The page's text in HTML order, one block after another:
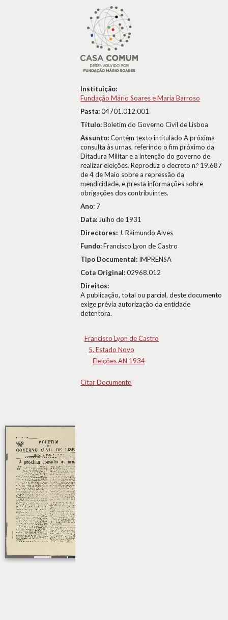
Instituição:
Fundação Mário Soares e Maria Barroso
Pasta:04701.012.001
Título:Boletim do Governo Civil de Lisboa
Assunto:Contém texto intitulado A próxima
consulta às urnas, referindo o fim próximo da
Ditadura Militar e a intenção do governo de
realizar eleições. Reproduz o decreto n.º 19.687
de 4 de Maio sobre a repressão da
mendicidade, e presta informações sobre
obrigações dos contribuintes.
Ano: 7
Data: Julho de 1931
Directores: J. Raimundo Alves
Fundo:Francisco Lyon de Castro
Tipo Documental: IMPRENSA
Cota Original:02968.012
Direitos:
A publicação, total ou parcial, deste documento
exige prévia autorização da entidade
detentora.
Francisco Lyon de Castro
5. Estado Novo
Eleições AN 1934
Citar Documento